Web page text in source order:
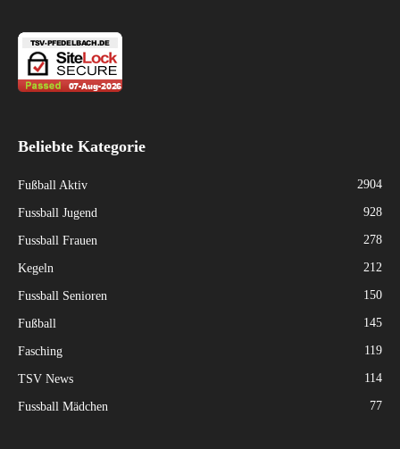
Beliebte Kategorie
Fußball Aktiv 2904
Fussball Jugend 928
Fussball Frauen 278
Kegeln 212
Fussball Senioren 150
Fußball 145
Fasching 119
TSV News 114
Fussball Mädchen 77